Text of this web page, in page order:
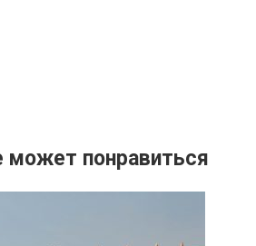
может понравиться